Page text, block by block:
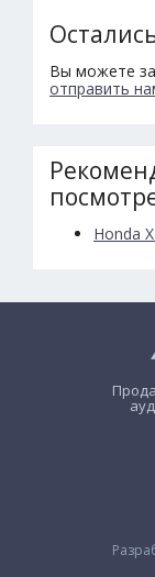
Вы можете
отправить
Honda